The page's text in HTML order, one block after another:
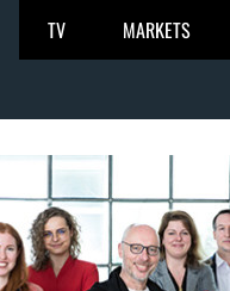
TV MARKETS